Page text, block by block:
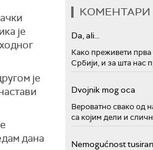
је
је
дана
КОМЕНТАРИ
Da, ali...
Како преживети прва
Србији, и за шта нас
Dvojnik mog oca
Вероватно свако од
са којим дели и
Nemogućnost